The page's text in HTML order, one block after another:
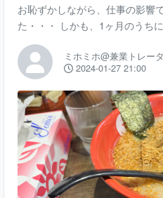
お恥ずかしながら、仕事の影響
た・・・ しかも、1ヶ月のうち
思い、昔父から『風邪の時はニ
とを思い出し、ニンニクを摂取
を摂取する上で選んだのが、百
は『医食同源』と『養生とんこ
ーメン屋なので、1ヶ月で2度も
て、なくてはならないお店なの
歩ラーメンに、揚げニンニクを
ミホミホ@兼業トレー
2024-01-27 21:00